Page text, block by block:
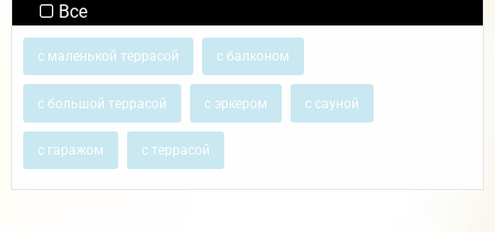
Все
с маленькой террасой с балконом
с большой террасой с эркером с сауной
с гаражом с террасой